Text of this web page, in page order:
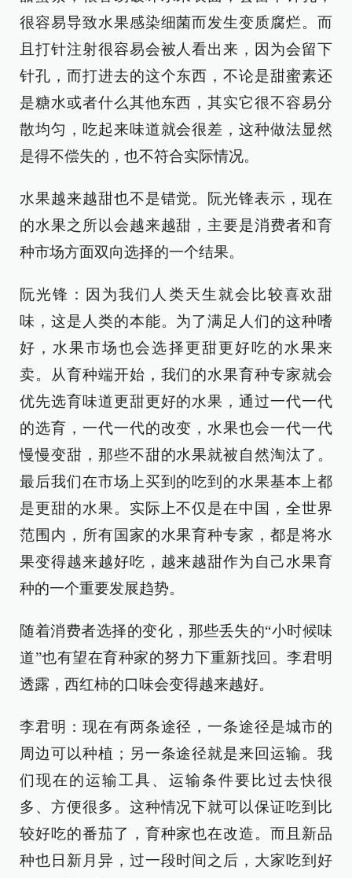
很容易导致水果感染细菌而发生变质腐烂。而
且打针注射很容易会被人看出来，因为会留下
针孔，而打进去的这个东西，不论是甜蜜素还
是糖水或者什么其他东西，其实它很不容易分
散均匀，吃起来味道就会很差，这种做法显然
是得不偿失的，也不符合实际情况。
水果越来越甜也不是错觉。阮光锋表示，现在
的水果之所以会越来越甜，主要是消费者和育
种市场方面双向选择的一个结果。
阮光锋：因为我们人类天生就会比较喜欢甜
味，这是人类的本能。为了满足人们的这种嗜
好，水果市场也会选择更甜更好吃的水果来
卖。从育种端开始，我们的水果育种专家就会
优先选育味道更甜更好的水果，通过一代一代
的选育，一代一代的改变，水果也会一代一代
慢慢变甜，那些不甜的水果就被自然淘汰了。
最后我们在市场上买到的吃到的水果基本上都
是更甜的水果。实际上不仅是在中国，全世界
范围内，所有国家的水果育种专家，都是将水
果变得越来越好吃，越来越甜作为自己水果育
种的一个重要发展趋势。
随着消费者选择的变化，那些丢失的“小时候味
道”也有望在育种家的努力下重新找回。李君明
透露，西红柿的口味会变得越来越好。
李君明：现在有两条途径，一条途径是城市的
周边可以种植；另一条途径就是来回运输。我
们现在的运输工具、运输条件要比过去快很
多、方便很多。这种情况下就可以保证吃到比
较好吃的番茄了，育种家也在改造。而且新品
种也日新月异，过一段时间之后，大家吃到好